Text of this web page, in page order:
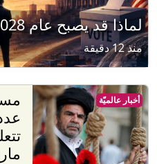
لماذا قد يصبح عام 2028 نقطة تحول عالمية؟
منذ 12 دقيقة
أخبار عالميّة